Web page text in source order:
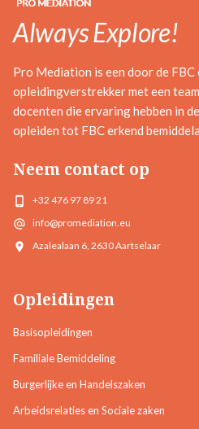
Always Explore!
Pro Mediation is een door de FBC
opleidingverstrekker met een
docenten die ervaring hebben in
opleiden tot FBC erkend
Neem contact op
+32 476 97 89 21
info@promediation.eu
Azalealaan 6, 2630 Aartselaar
Opleidingen
Basisopleidingen
Familiale Bemiddeling
Burgerlijke en Handelszaken
Arbeidsrelaties en Sociale zaken